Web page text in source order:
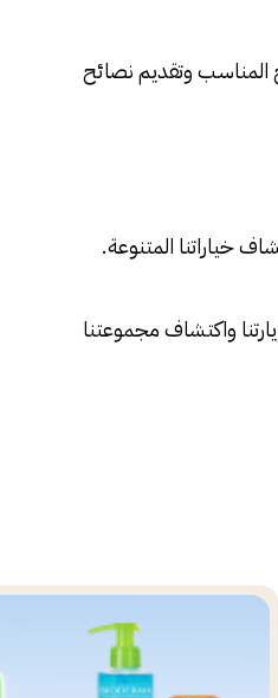
المناسب وتقديم نصائح
خياراتنا المتنوعة.
واكتشاف مجموعتنا